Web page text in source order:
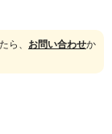
ら、 お問い合わせか